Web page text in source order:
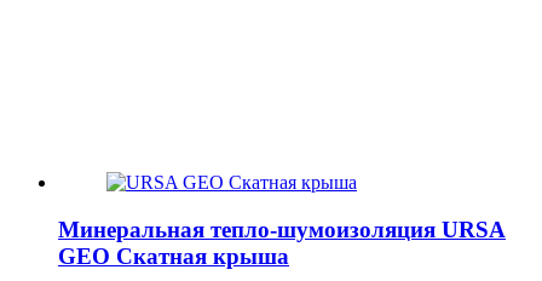
Минеральная тепло-шумоизоляция URSA
GEO Скатная крыша